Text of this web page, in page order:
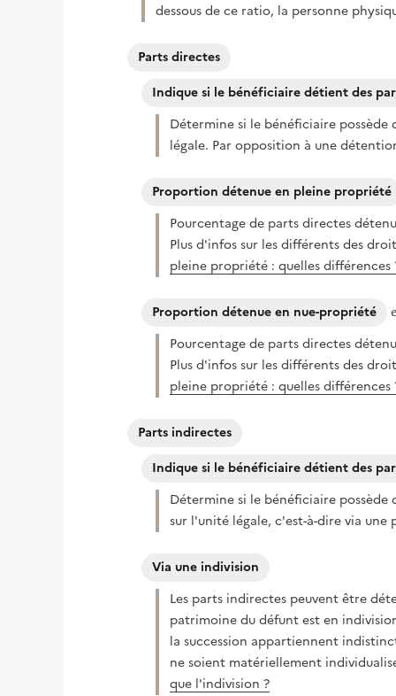
dessous de ce ratio, la personne
Parts directes
Indique si le bénéficiaire détient des
Détermine si le bénéficiaire
légale. Par opposition à une
Proportion détenue en pleine propriété
Pourcentage de parts directes
Plus d'infos sur les différents des
pleine propriété : quelles différences
Proportion détenue en nue-propriété
Pourcentage de parts directes
Plus d'infos sur les différents des
pleine propriété : quelles différences
Parts indirectes
Indique si le bénéficiaire détient des
Détermine si le bénéficiaire
sur l'unité légale, c'est-à-dire via une
Via une indivision
Les parts indirectes peuvent être
patrimoine du défunt est en
la succession appartiennent
ne soient matériellement
que l'indivision ?